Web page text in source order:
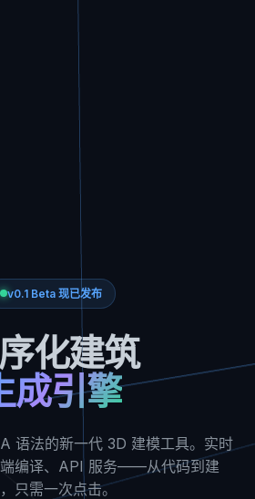
v0.1 Beta 现已发布
化建筑
成引擎
语法的新一代 3D 建模工具。实时
编译、API 服务——从代码到建
只需一次点击。